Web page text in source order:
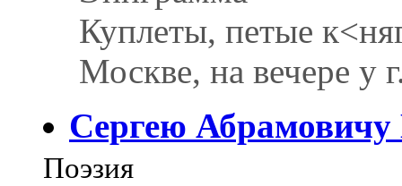
Куплеты, петые
Москве, на вечере у
Сергею
Поэзия